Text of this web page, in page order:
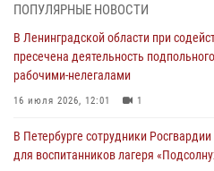
Ленобласти
04 августа 2026, 14:05
В Зеленогорске сотрудники
серьезного ДТП, вызвали на место
03 августа 2026, 14:15 3 1
ПОПУЛЯРНЫЕ НОВОСТИ
В Ленинградской области при
пресечена деятельность
рабочими-нелегалами
16 июля 2026, 12:01 1
В Петербурге сотрудники
для воспитанников лагеря